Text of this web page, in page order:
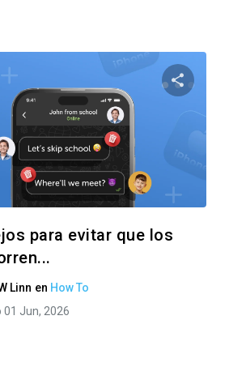
para evitar que los
Linn en How To
Jun, 2026